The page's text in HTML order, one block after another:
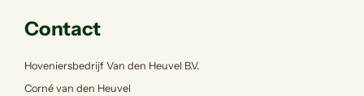
Contact
Hoveniersbedrijf Van den Heuvel B.V.
Corné van den Heuvel